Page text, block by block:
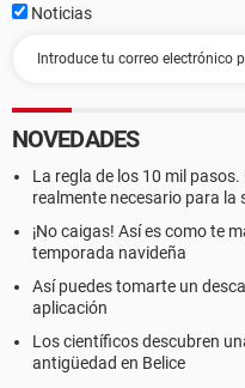
Noticias
NOVEDADES
La regla de los 10 mil
realmente necesario para la
¡No caigas! Así es como te
temporada navideña
Así puedes tomarte un
aplicación
Los científicos descubren
antigüedad en Belice